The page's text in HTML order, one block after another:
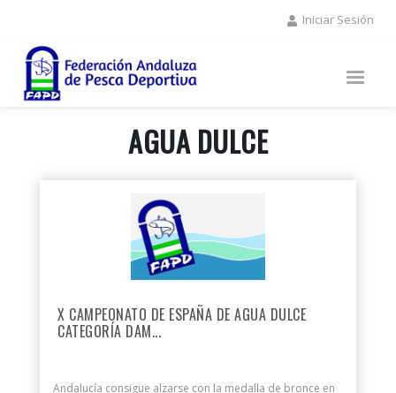
contenido
principal
Iniciar Sesión
AGUA DULCE
X CAMPEONATO DE ESPAÑA DE AGUA DULCE
CATEGORÍA DAM...
Andalucía consigue alzarse con la medalla de bronce en